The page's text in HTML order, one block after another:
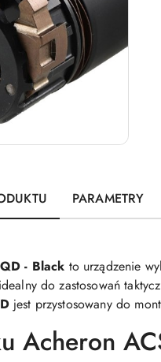
PARAMETRY
- Black to urządzenie
do zastosowań
jest przystosowany do
Acheron